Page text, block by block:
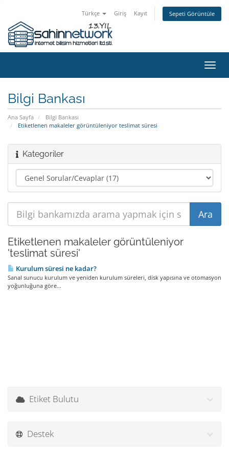
Türkçe Giriş Kayıt Sepeti Görüntüle
Bilgi Bankası
Ana Sayfa
Bilgi Bankası
Etiketlenen makaleler görüntüleniyor teslimat süresi
Kategoriler
Etiketlenen makaleler görüntüleniyor
'teslimat süresi'
Kurulum süresi ne kadar?
Sanal sunucu kurulum ve yeniden kurulum süreleri, disk yapısına ve otomasyon
yoğunluğuna göre...
Etiket Bulutu
Destek